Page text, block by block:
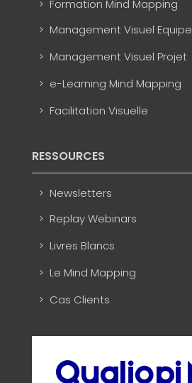
Formation Mind Mapping
Management Visuel Equipe
Management Visuel Projet
e-Learning Mind Mapping
Facilitation Visuelle
RESSOURCES
Newsletters
Replay Webinars
Livres Blancs
Le Mind Mapping
Cas Clients